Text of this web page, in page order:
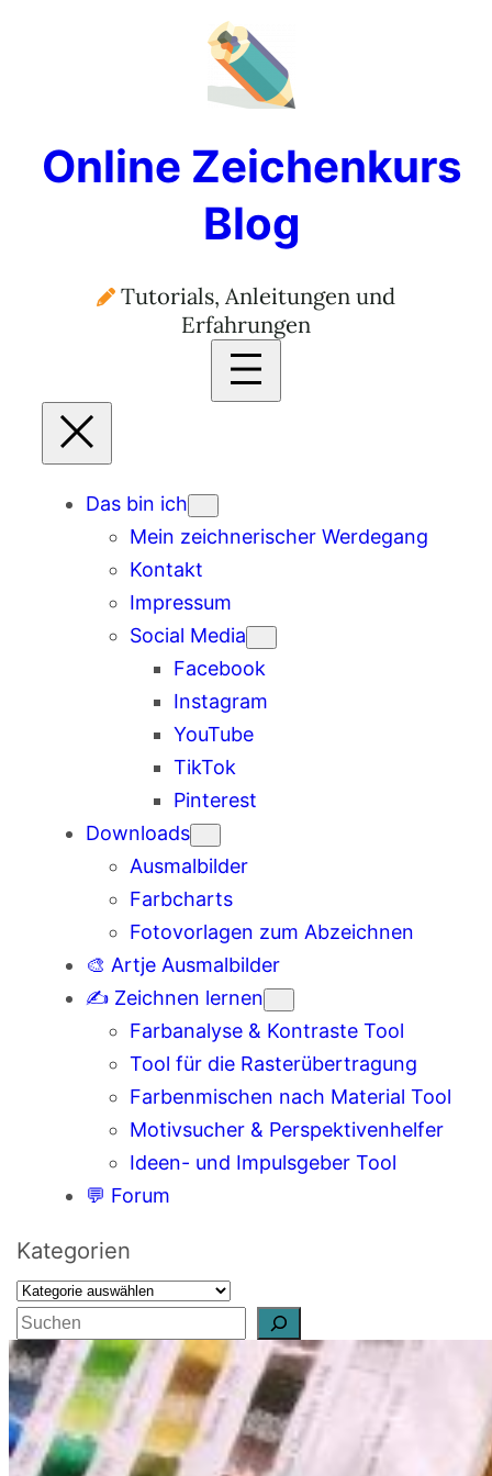
Online Zeichenkurs
Blog
Tutorials, Anleitungen und
Erfahrungen
Das bin ich
Mein zeichnerischer Werdegang
Kontakt
Impressum
Social Media
Facebook
Instagram
YouTube
TikTok
Pinterest
Downloads
Ausmalbilder
Farbcharts
Fotovorlagen zum Abzeichnen
🎨 Artje Ausmalbilder
✍️ Zeichnen lernen
Farbanalyse & Kontraste Tool
Tool für die Rasterübertragung
Farbenmischen nach Material Tool
Motivsucher & Perspektivenhelfer
Ideen- und Impulsgeber Tool
💬 Forum
Kategorien
S
u
c
h
e